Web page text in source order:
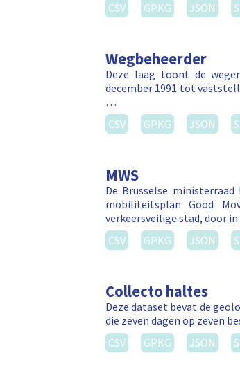
CSV
GPKG JSON
Wegbeheerder
Deze laag toont de
december 1991 tot
…
CSV
GPKG JSON
MWS
De Brusselse
mobiliteitsplan Good
verkeersveilige stad, door
CSV
GPKG JSON
Collecto haltes
Deze dataset bevat de
die zeven dagen op zeven
CSV
GPKG JSON